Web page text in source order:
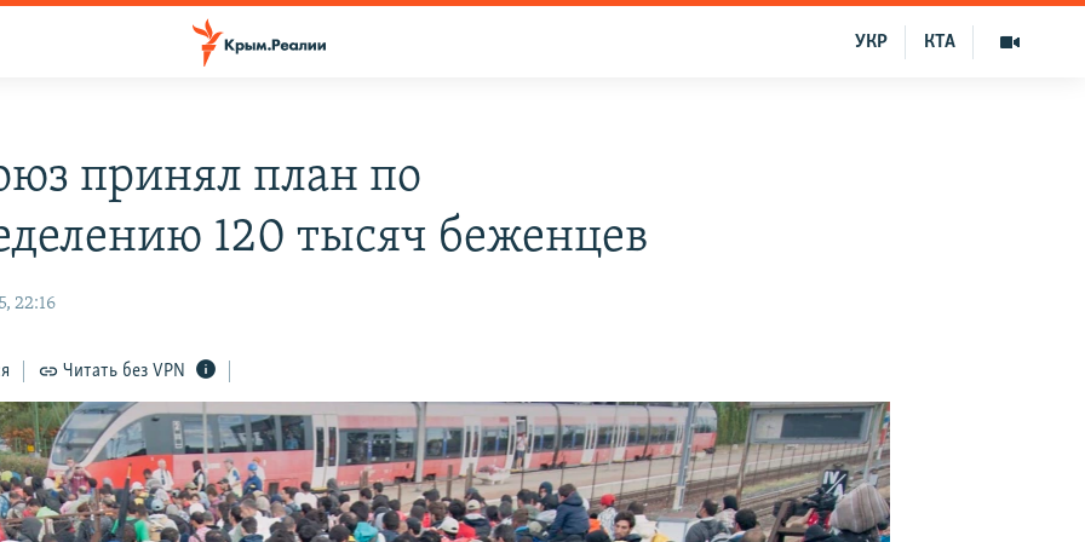
КТА
УКР
принял план по
120 тысяч беженцев
22:16
Читать без VPN